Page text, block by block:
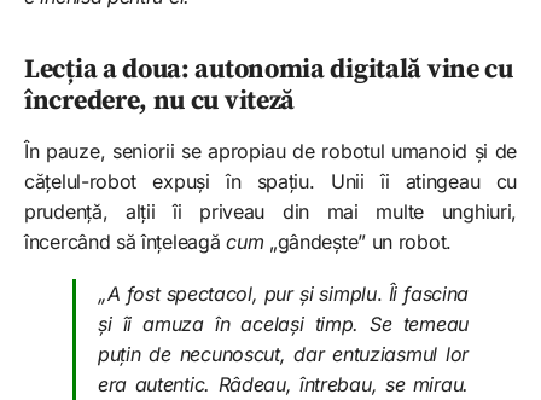
Lecția a doua: autonomia digitală vine cu
încredere, nu cu viteză
În pauze, seniorii se apropiau de robotul umanoid și de
cățelul-robot expuși în spațiu. Unii îi atingeau cu
prudență, alții îi priveau din mai multe unghiuri,
încercând să înțeleagăcum „gândește” un robot.
„A fost spectacol, pur și simplu. Îi fascina
și îi amuza în același timp. Se temeau
puțin de necunoscut, dar entuziasmul lor
era autentic. Râdeau, întrebau, se mirau.